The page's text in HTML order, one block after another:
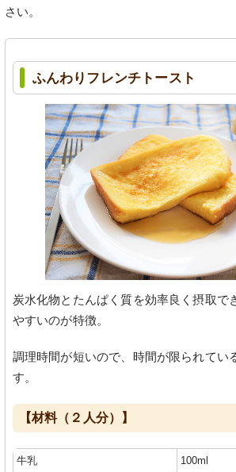
さい。
ふんわりフレンチトースト
炭水化物とたんぱく質を効率良く摂取で
やすいのが特徴。
調理時間が短いので、時間が限られてい
す。
【材料（２人分）】
牛乳 100ml